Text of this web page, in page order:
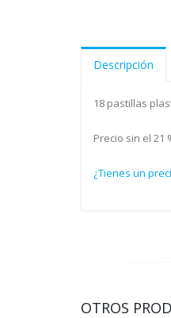
Descripción
18 pastillas
Precio sin el 21
¿Tienes un
OTROS